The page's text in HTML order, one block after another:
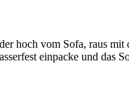
hoch vom Sofa, raus mit
einpacke und das